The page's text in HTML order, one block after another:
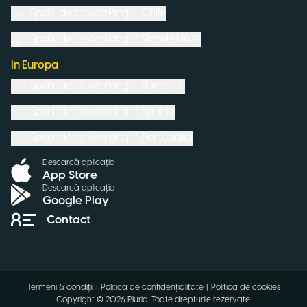
In Europa
Descarcă aplicația
App Store
Descarcă aplicația
Google Play
Contact
Copyright © 2026 Pluria. Toate drepturile rezervate.
Termeni & condiții Politica de confidențialitate Politica de cookies